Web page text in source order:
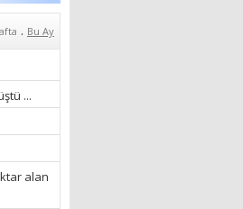
. Bu Ay
...
alan